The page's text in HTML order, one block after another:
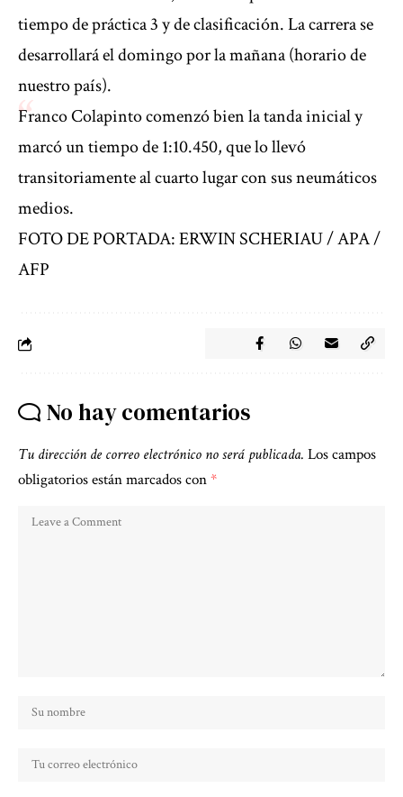
tiempo de práctica 3 y de clasificación. La carrera se
desarrollará el domingo por la mañana (horario de
nuestro país).
Franco Colapinto comenzó bien la tanda inicial y
marcó un tiempo de 1:10.450, que lo llevó
transitoriamente al cuarto lugar con sus neumáticos
medios.
FOTO DE PORTADA: ERWIN SCHERIAU / APA /
AFP
No hay comentarios
Tu dirección de correo electrónico no será publicada. Los campos
obligatorios están marcados con*